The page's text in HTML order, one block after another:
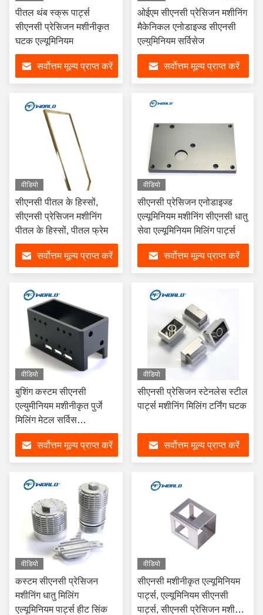
पीतल थंब स्क्रू पार्ट्स
सीएनसी प्रेसिजन मशीनीकृत
घटक एल्यूमिनियम
सर्वोत्तम मूल्य प्राप्त करें
ओईएम सीएनसी प्रेसिजन मशीनिंग
मैकेनिकल एनोडाइज्ड सीएनसी
एल्युमिनियम सर्विसेज
सर्वोत्तम मूल्य प्राप्त करें
वीडियो
सीएनसी पीतल के हिस्सों,
सीएनसी प्रेसिजन मशीनिंग
पीतल के हिस्सों, पीतल फ्रेम
सर्वोत्तम मूल्य प्राप्त करें
वीडियो
सीएनसी प्रेसिजन एनोडाइज्ड
एल्यूमिनियम मशीनिंग सीएनसी धातु
सेवा एल्यूमिनियम मिलिंग पार्ट्स
सर्वोत्तम मूल्य प्राप्त करें
वीडियो
बुशिंग कस्टम सीएनसी
एल्युमीनियम मशीनीकृत पुर्जे
मिलिंग मेटल सर्विस
सैंडब्लास्टिंग
सर्वोत्तम मूल्य प्राप्त करें
वीडियो
सीएनसी प्रेसिजन स्टेनलेस स्टील
पार्ट्स मशीनिंग मिलिंग टर्निंग घटक
सर्वोत्तम मूल्य प्राप्त करें
वीडियो
कस्टम सीएनसी प्रेसिजन
मशीनिंग धातु मिलिंग
एल्यूमिनियम पार्ट्स हीट सिंक
वीडियो
सीएनसी मशीनीकृत एल्यूमिनियम
पार्ट्स, एल्यूमिनियम सीएनसी
पार्ट्स, सीएनसी प्रेसिजन मशीनिंग